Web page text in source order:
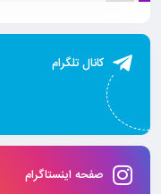
کانال تلگرام
صفحه اینستاگرام